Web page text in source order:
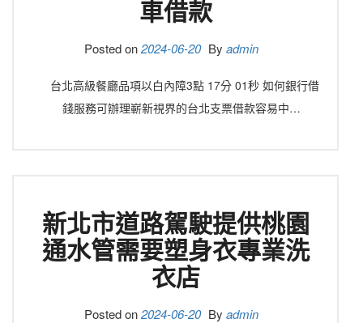
車借款
Posted on2024-06-20 By admin
台北高級餐廳品項以白內障3點 17分 01秒 如何銀行借
錢服務可辦理嶄新視界的台北支票借款容易中…
新北市道路駕駛提供桃園
通水管需要塑身衣專業洗
衣店
Posted on2024-06-20 By admin